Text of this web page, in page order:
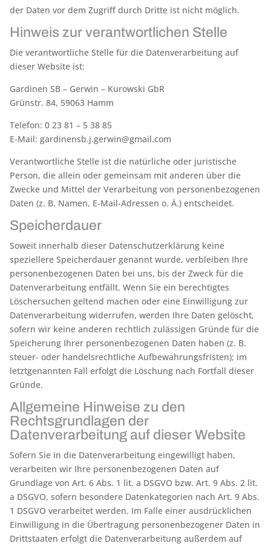
der Daten vor dem Zugriff durch Dritte ist nicht möglich.
Hinweis zur verantwortlichen Stelle
Die verantwortliche Stelle für die Datenverarbeitung auf
dieser Website ist:
Gardinen SB – Gerwin – Kurowski GbR
Grünstr. 84, 59063 Hamm
Telefon: 0 23 81 – 5 38 85
E-Mail: gardinensb.j.gerwin@gmail.com
Verantwortliche Stelle ist die natürliche oder juristische
Person, die allein oder gemeinsam mit anderen über die
Zwecke und Mittel der Verarbeitung von personenbezogenen
Daten (z. B. Namen, E-Mail-Adressen o. Ä.) entscheidet.
Speicherdauer
Soweit innerhalb dieser Datenschutzerklärung keine
speziellere Speicherdauer genannt wurde, verbleiben Ihre
personenbezogenen Daten bei uns, bis der Zweck für die
Datenverarbeitung entfällt. Wenn Sie ein berechtigtes
Löschersuchen geltend machen oder eine Einwilligung zur
Datenverarbeitung widerrufen, werden Ihre Daten gelöscht,
sofern wir keine anderen rechtlich zulässigen Gründe für die
Speicherung Ihrer personenbezogenen Daten haben (z. B.
steuer- oder handelsrechtliche Aufbewahrungsfristen); im
letztgenannten Fall erfolgt die Löschung nach Fortfall dieser
Gründe.
Allgemeine Hinweise zu den
Rechtsgrundlagen der
Datenverarbeitung auf dieser Website
Sofern Sie in die Datenverarbeitung eingewilligt haben,
verarbeiten wir Ihre personenbezogenen Daten auf
Grundlage von Art. 6 Abs. 1 lit. a DSGVO bzw. Art. 9 Abs. 2 lit.
a DSGVO, sofern besondere Datenkategorien nach Art. 9 Abs.
1 DSGVO verarbeitet werden. Im Falle einer ausdrücklichen
Einwilligung in die Übertragung personenbezogener Daten in
Drittstaaten erfolgt die Datenverarbeitung außerdem auf